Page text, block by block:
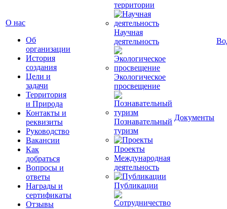
О нас
Об
организации
История
создания
Цели и
задачи
Территория
и Природа
Контакты и
реквизиты
Руководство
Вакансии
Как
добраться
Вопросы и
ответы
Награды и
сертификаты
Отзывы
территории
Научная
деятельность
Экологическое
просвещение
Познавательный
туризм
Проекты
Международная
деятельность
Публикации
Документы